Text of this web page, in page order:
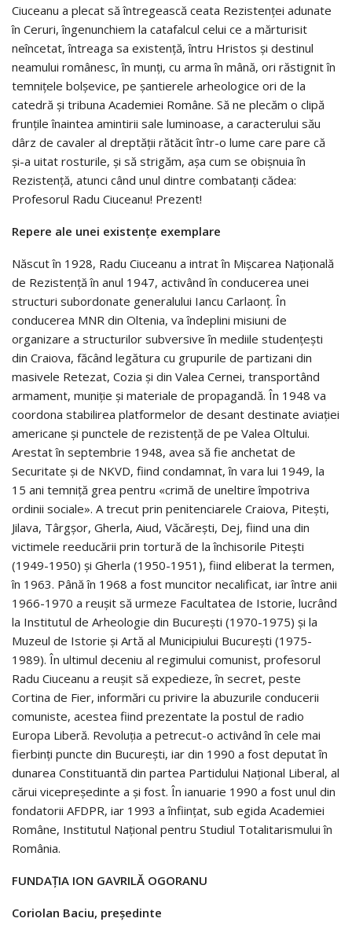
Ciuceanu a plecat să întregească ceata Rezistenței adunate
în Ceruri, îngenunchiem la catafalcul celui ce a mărturisit
neîncetat, întreaga sa existență, întru Hristos și destinul
neamului românesc, în munți, cu arma în mână, ori răstignit în
temnițele bolșevice, pe șantierele arheologice ori de la
catedră și tribuna Academiei Române. Să ne plecăm o clipă
frunțile înaintea amintirii sale luminoase, a caracterului său
dârz de cavaler al dreptății rătăcit într-o lume care pare că
și-a uitat rosturile, și să strigăm, așa cum se obișnuia în
Rezistență, atunci când unul dintre combatanți cădea:
Profesorul Radu Ciuceanu! Prezent!
Repere ale unei existențe exemplare
Născut în 1928, Radu Ciuceanu a intrat în Mișcarea Națională
de Rezistență în anul 1947, activând în conducerea unei
structuri subordonate generalului Iancu Carlaonț. În
conducerea MNR din Oltenia, va îndeplini misiuni de
organizare a structurilor subversive în mediile studențești
din Craiova, făcând legătura cu grupurile de partizani din
masivele Retezat, Cozia și din Valea Cernei, transportând
armament, muniție și materiale de propagandă. În 1948 va
coordona stabilirea platformelor de desant destinate aviației
americane și punctele de rezistență de pe Valea Oltului.
Arestat în septembrie 1948, avea să fie anchetat de
Securitate și de NKVD, fiind condamnat, în vara lui 1949, la
15 ani temniță grea pentru «crimă de uneltire împotriva
ordinii sociale». A trecut prin penitenciarele Craiova, Pitești,
Jilava, Târgșor, Gherla, Aiud, Văcărești, Dej, fiind una din
victimele reeducării prin tortură de la închisorile Pitești
(1949-1950) și Gherla (1950-1951), fiind eliberat la termen,
în 1963. Până în 1968 a fost muncitor necalificat, iar între anii
1966-1970 a reușit să urmeze Facultatea de Istorie, lucrând
la Institutul de Arheologie din București (1970-1975) și la
Muzeul de Istorie și Artă al Municipiului București (1975-
1989). În ultimul deceniu al regimului comunist, profesorul
Radu Ciuceanu a reușit să expedieze, în secret, peste
Cortina de Fier, informări cu privire la abuzurile conducerii
comuniste, acestea fiind prezentate la postul de radio
Europa Liberă. Revoluția a petrecut-o activând în cele mai
fierbinți puncte din București, iar din 1990 a fost deputat în
dunarea Constituantă din partea Partidului Național Liberal, al
cărui vicepreședinte a și fost. În ianuarie 1990 a fost unul din
fondatorii AFDPR, iar 1993 a înființat, sub egida Academiei
Române, Institutul Național pentru Studiul Totalitarismului în
România.
FUNDAȚIA ION GAVRILĂ OGORANU
Coriolan Baciu, președinte